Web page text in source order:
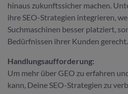
hinaus zukunftssicher machen.
ihre SEO-Strategien integrieren,
Suchmaschinen besser platziert,
Bedürfnissen ihrer Kunden gerecht.
Handlungsaufforderung:
Um mehr über GEO zu erfahren
kann, Deine SEO-Strategien zu